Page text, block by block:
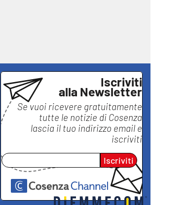
Iscriviti
alla Newsletter
Se vuoi ricevere gratuitamente
tutte le notizie di Cosenza
lascia il tuo indirizzo email e
iscriviti
Iscriviti
lacplay.it
lactv.it
lacitymag.it
lacapitalenews.it
catanzarochannel.it